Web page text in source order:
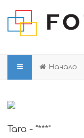
Начало
Tara - "***"